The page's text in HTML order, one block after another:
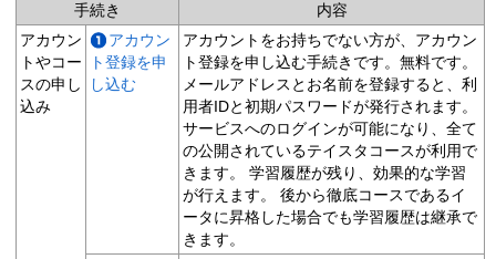
手続き
内容
アカウン
トやコー
スの申し
込み
アカウン
ト登録を申
し込む
アカウントをお持ちでない方が、アカウン
ト登録を申し込む手続きです。無料です。
メールアドレスとお名前を登録すると、利
用者IDと初期パスワードが発行されます。
サービスへのログインが可能になり、全て
の公開されているテイスタコースが利用で
きます。 学習履歴が残り、効果的な学習
が行えます。 後から徹底コースであるイ
ータに昇格した場合でも学習履歴は継承で
きます。